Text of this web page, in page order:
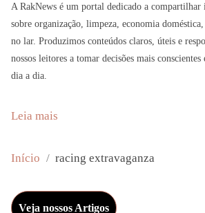
A RakNews é um portal dedicado a compartilhar
sobre organização, limpeza, economia
no lar. Produzimos conteúdos claros, úteis e
nossos leitores a tomar decisões mais
dia a dia.
Leia mais
e
R
Início racing extravaganza
Veja nossos Artigos